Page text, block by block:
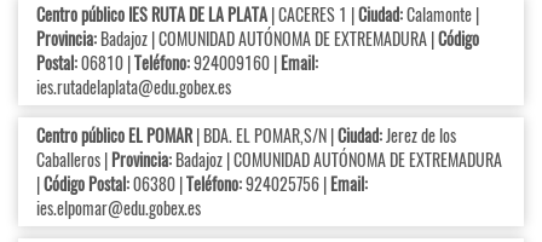
Centro público IES RUTA DE LA PLATA| CACERES 1 |Ciudad:Calamonte |
Provincia:Badajoz | COMUNIDAD AUTÓNOMA DE EXTREMADURA |Código
Postal:06810 |Teléfono:924009160 |Email:
ies.rutadelaplata@edu.gobex.es
Centro público EL POMAR| BDA. EL POMAR,S/N |Ciudad:Jerez de los
Caballeros |Provincia:Badajoz | COMUNIDAD AUTÓNOMA DE EXTREMADURA
|Código Postal:06380 |Teléfono:924025756 |Email:
ies.elpomar@edu.gobex.es